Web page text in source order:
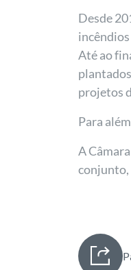
Desde
Até ao
projetos
Para
A
conjunto,